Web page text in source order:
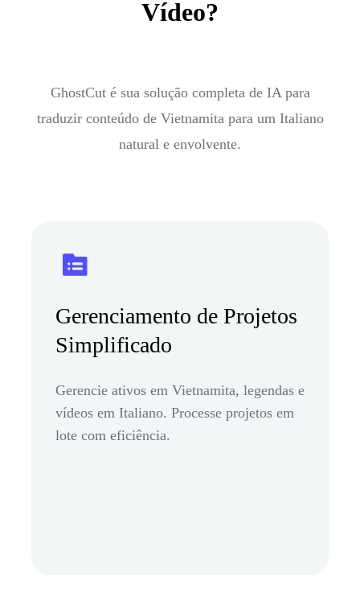
Vídeo?
GhostCut é sua solução completa de IA para
traduzir conteúdo de Vietnamita para um Italiano
natural e envolvente.
Gerenciamento de Projetos
Simplificado
Gerencie ativos em Vietnamita, legendas e
vídeos em Italiano. Processe projetos em
lote com eficiência.